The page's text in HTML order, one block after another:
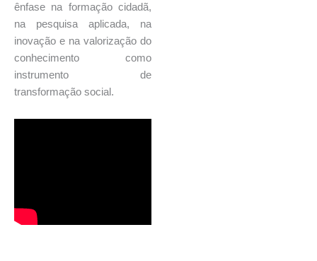
ênfase na formação cidadã,
na pesquisa aplicada, na
inovação e na valorização do
conhecimento como
instrumento de
transformação social.